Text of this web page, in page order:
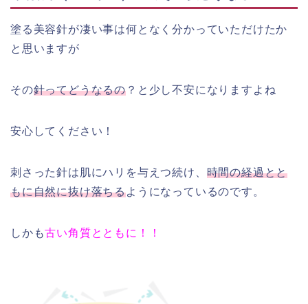
塗る美容針が凄い事は何となく分かっていただけたか
と思いますが
その針ってどうなるの ？と少し不安になりますよね
安心してください！
刺さった針は肌にハリを与えつ続け、 時間の経過とと
もに自然に抜け落ちるようになっているのです。
しかも古い角質とともに！！